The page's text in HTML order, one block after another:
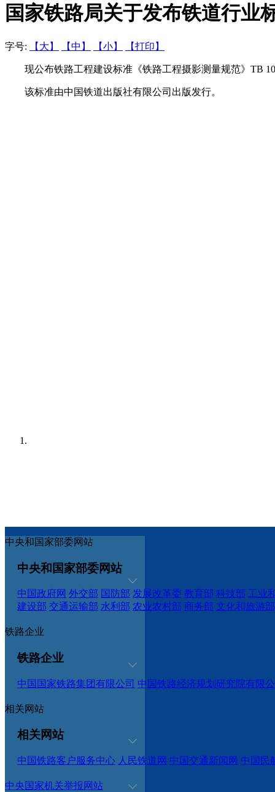
国家铁路局关于发布铁道行业
字号: 【大】 【中】 【小】 【打印】
现公布铁路工程建设标准《铁路工程摄影测量规范》TB
该标准由中国铁道出版社有限公司出版发行。
中央和国家部委网站
中央和国家部委网站
中国政府网 外交部 国防部 发展改革委 教育部 科技部 工业
建设部 交通运输部 水利部 农业农村部 商务部 文化和旅游部
铁路企业
铁路企业
中国国家铁路集团有限公司 中国铁路经济规划研究院有限
相关网站
相关网站
中国铁路客户服务中心 人民铁道网 中国交通新闻网 中国民
中央国家机关举报网站